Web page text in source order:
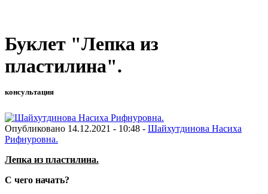
Буклет "Лепка из
пластилина".
консультация
Опубликовано 14.12.2021 - 10:48 - Шайхутдинова Насиха
Рифнуровна.
Лепка из пластилина.
С чего начать?